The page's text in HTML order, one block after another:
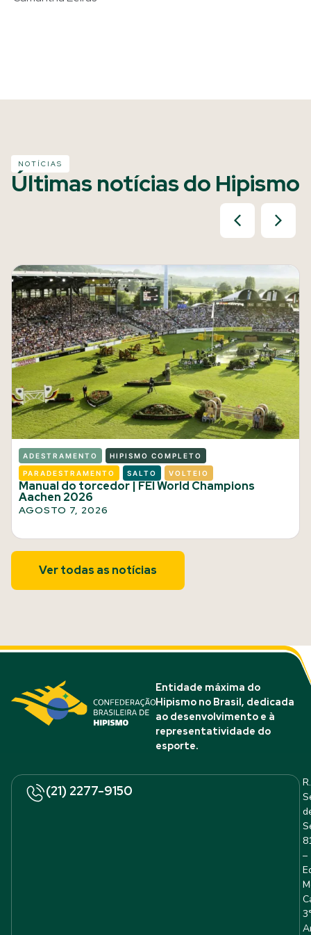
NOTÍCIAS
Últimas notícias do Hipismo
ADESTRAMENTO HIPISMO COMPLETO
PARADESTRAMENTO SALTO VOLTEIO
Manual do torcedor | FEI World Champions
Aachen 2026
AGOSTO 7, 2026
Ver todas as notícias
Entidade máxima do
Hipismo no Brasil, dedicada
ao desenvolvimento e à
representatividade do
esporte.
(21) 2277-9150
R.
–